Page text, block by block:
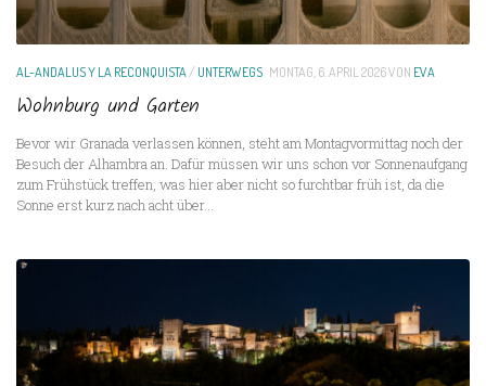
AL-ANDALUS Y LA RECONQUISTA /UNTERWEGS MONTAG, 6. APRIL 2026VON EVA
Wohnburg und Garten
Bevor wir Granada verlassen können, steht am Montagvormittag noch der
Besuch der Alhambra an. Dafür müssen wir uns schon vor Sonnenaufgang
zum Frühstück treffen, was hier aber nicht so furchtbar früh ist, da die
Sonne erst kurz nach acht über...